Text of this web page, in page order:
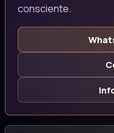
consciente.